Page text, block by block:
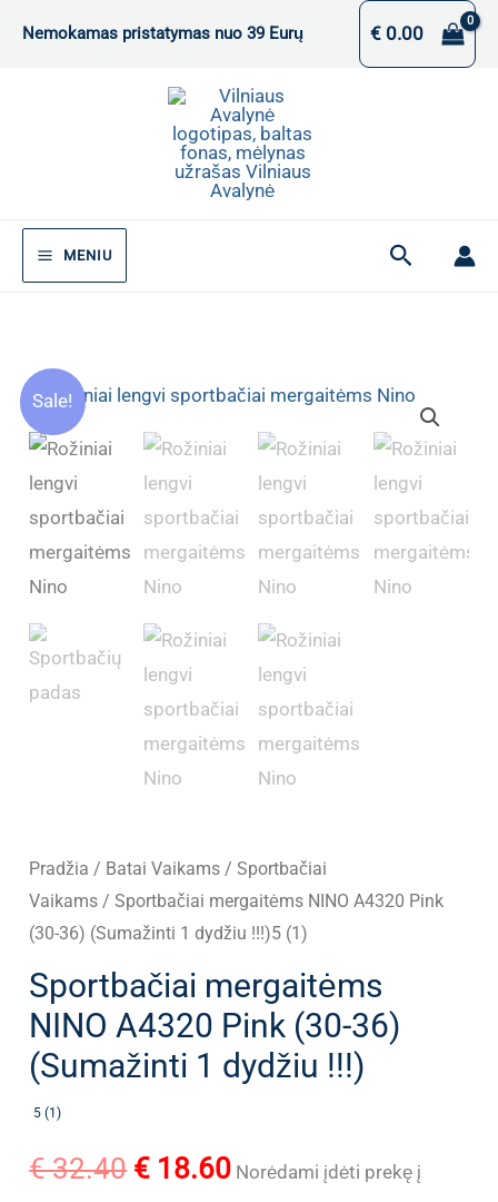
Nemokamas pristatymas nuo 39 Eurų €0.00
MENIU Paieška
Sale!
Pradžia / Batai Vaikams /Sportbačiai
Vaikams / Sportbačiai mergaitėms NINO A4320 Pink
(30-36) (Sumažinti 1 dydžiu !!!)5 (1)
Sportbačiai mergaitėms
NINO A4320 Pink (30-36)
(Sumažinti 1 dydžiu !!!)
5 (1)
€32.40 Original
€ 18.60Current
Norėdami įdėti prekę į